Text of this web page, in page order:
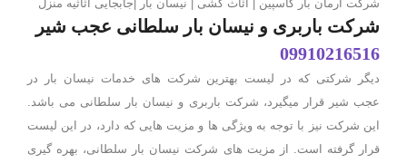
شرکت آرمان بار کاسپین | اثاث کشی | نیسان بار |جابجایی اثاثیه منزل
شرکت باربری و نیسان بار سلطانی عجب شیر
09910216516
دیگر شرکتی که در لیست بهترین شرکت های خدمات نیسان بار در
عجب شیر قرار میگیرد، شرکت باربری و نیسان بار سلطانی می باشد.
این شرکت نیز با توجه به ویژگی ها و مزیت هایی که دارد، در این لیست
قرار گرفته است. از مزیت های شرکت نیسان بار سلطانی، بهره گیری